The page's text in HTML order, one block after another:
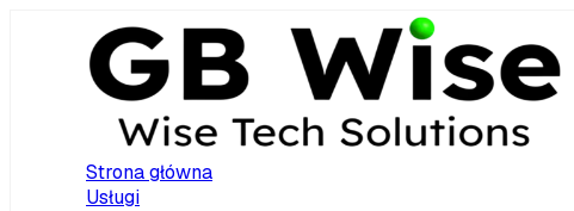
Strona główna
Usługi